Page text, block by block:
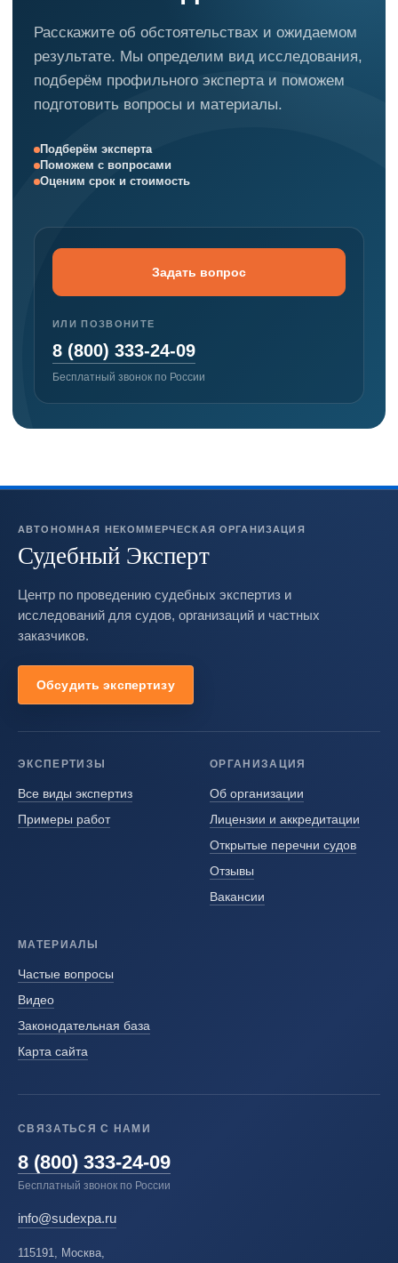
Расскажите об обстоятельствах и ожидаемом
результате. Мы определим вид исследования,
подберём профильного эксперта и поможем
подготовить вопросы и материалы.
Подберём эксперта
Поможем с вопросами
Оценим срок и стоимость
Задать вопрос
ИЛИ ПОЗВОНИТЕ
8 (800) 333-24-09
Бесплатный звонок по России
АВТОНОМНАЯ НЕКОММЕРЧЕСКАЯ ОРГАНИЗАЦИЯ
Судебный Эксперт
Центр по проведению судебных экспертиз и
исследований для судов, организаций и частных
заказчиков.
Обсудить экспертизу
ЭКСПЕРТИЗЫ
Все виды экспертиз
Примеры работ
ОРГАНИЗАЦИЯ
Об организации
Лицензии и аккредитации
Открытые перечни судов
Отзывы
Вакансии
МАТЕРИАЛЫ
Частые вопросы
Видео
Законодательная база
Карта сайта
СВЯЗАТЬСЯ С НАМИ
8 (800) 333-24-09
Бесплатный звонок по России
info@sudexpa.ru
115191, Москва,